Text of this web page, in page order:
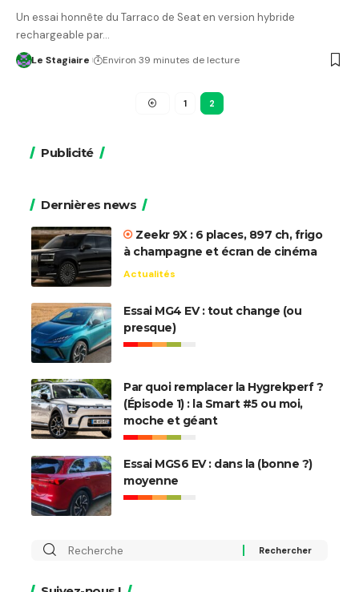
Un essai honnête du Tarraco de Seat en version hybride
rechargeable par…
Le Stagiaire Environ 39 minutes de lecture
1 2
Publicité
Dernières news
Zeekr 9X : 6 places, 897 ch, frigo
à champagne et écran de cinéma
Actualités
Essai MG4 EV : tout change (ou
presque)
Par quoi remplacer la Hygrekperf ?
(Épisode 1) : la Smart #5 ou moi,
moche et géant
Essai MGS6 EV : dans la (bonne ?)
moyenne
Rechercher